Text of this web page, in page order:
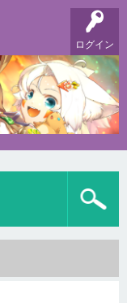
ログイン